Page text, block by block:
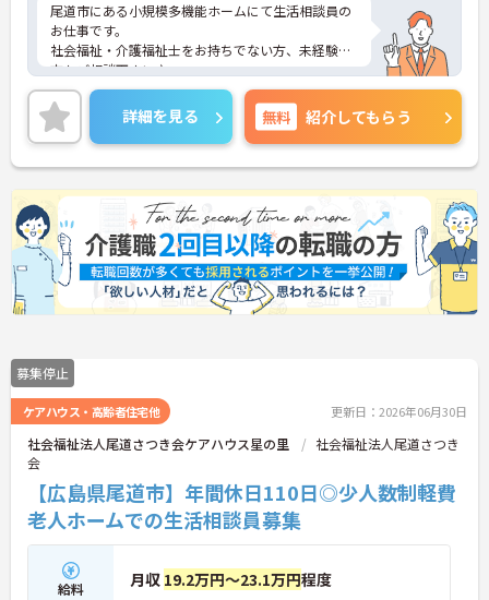
尾道市にある小規模多機能ホームにて生活相談員の
お仕事です。
社会福祉・介護福祉士をお持ちでない方、未経験の
方もご相談下さい♪
社会保険はもちろん育児休暇・退職金制度も整えて
いるので、安心してお仕事を続けられますよ。
ご興味がある方は是非一度マイナビまでお問い合わ
せください。さらに詳細などお伝えします！
詳細を見る 無料 紹介してもらう
募集停止
ケアハウス・高齢者住宅他 更新日：2026年06月30日
社会福祉法人尾道さつき会ケアハウス星の里
社会福祉法人尾道さつき
会
【広島県尾道市】年間休日110日◎少人数制軽費
老人ホームでの生活相談員募集
給料 月収 19.2万円～23.1万円程度